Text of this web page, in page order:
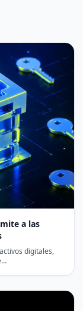
a las
digitales,